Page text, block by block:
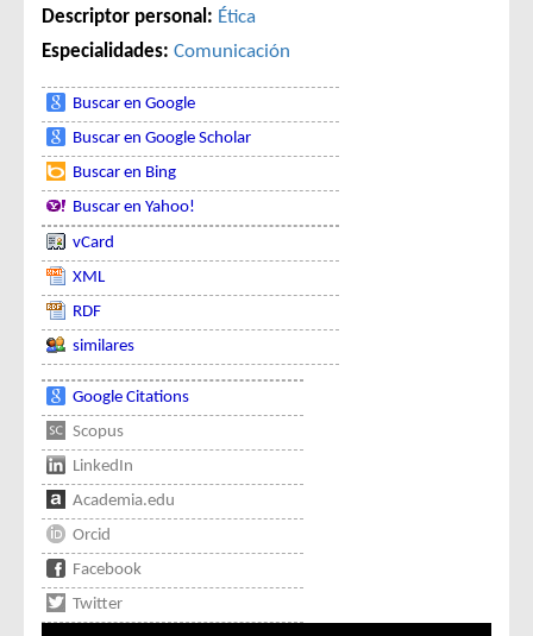
Descriptor personal: Ética
Especialidades: Comunicación
Buscar en Google
Buscar en Google Scholar
Buscar en Bing
Buscar en Yahoo!
vCard
XML
RDF
similares
Google Citations
Scopus
LinkedIn
Academia.edu
Orcid
Facebook
Twitter